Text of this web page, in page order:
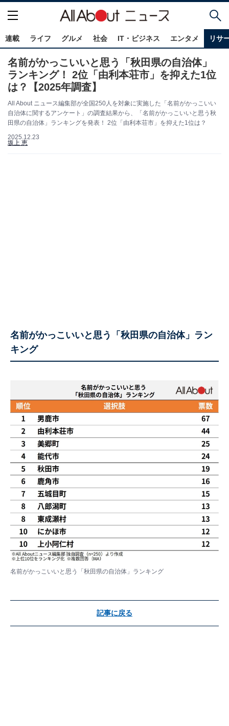
連載 ライフ グルメ 社会 IT・ビジネス エンタメ リサ
名前がかっこいいと思う「秋田県の自治体」
ランキング！ 2位「由利本荘市」を抑えた1位
は？【2025年調査】
All About ニュース編集部が全国250人を対象に実施した「名前がかっこいい
自治体に関するアンケート」の調査結果から、「名前がかっこいいと思う秋
田県の自治体」ランキングを発表！ 2位「由利本荘市」を抑えた1位は？
2025.12.23
坂上 恵
名前がかっこいいと思う「秋田県の自治体」ラン
キング
名前がかっこいいと思う「秋田県の自治体」ランキング
記事に戻る